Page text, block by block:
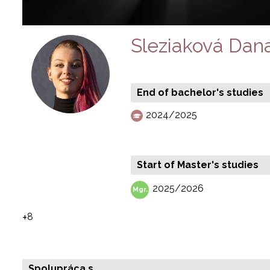
Sleziaková
End of bachelor's studies
2024/2025
Start of Master's studies
2025/2026
+8